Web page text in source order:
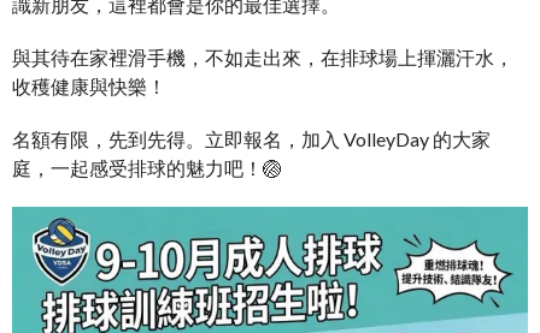
與其待在家裡滑手機，不如走出來，在排球場上揮灑汗水，
收穫健康與快樂！
名額有限，先到先得。立即報名，加入 VolleyDay 的大家
庭，一起感受排球的魅力吧！🏐